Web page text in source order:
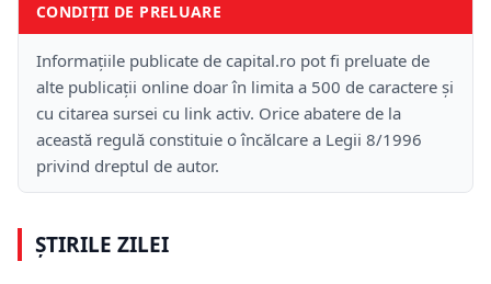
CONDIȚII DE PRELUARE
Informațiile publicate de capital.ro pot fi preluate de
alte publicații online doar în limita a 500 de caractere și
cu citarea sursei cu link activ. Orice abatere de la
această regulă constituie o încălcare a Legii 8/1996
privind dreptul de autor.
ȘTIRILE ZILEI